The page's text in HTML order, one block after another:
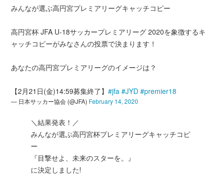
みんなが選ぶ高円宮プレミアリーグキャッチコピー
高円宮杯 JFA U-18サッカープレミアリーグ 2020を象徴するキ
ャッチコピーがみなさんの投票で決まります！
あなたの高円宮プレミアリーグのイメージは？
【2月21日(金)14:59募集終了】#jfa #JYD #premier18
— 日本サッカー協会 (@JFA) February 14, 2020
＼結果発表！／
みんなが選ぶ高円宮杯プレミアリーグキャッチコピ
ー
『目撃せよ、未来のスターを。』
に決定しました!